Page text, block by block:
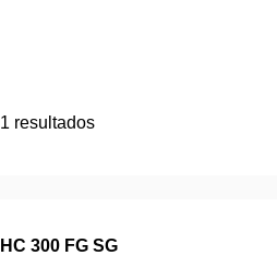
1 resultados
SG
HC 300 FG SG